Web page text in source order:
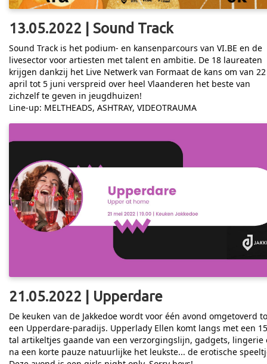
13.05.2022 | Sound Track
Sound Track is het podium- en kansenparcours van VI.BE en de
livesector voor artiesten met talent en ambitie. De 18 laureaten
krijgen dankzij het Live Netwerk van Formaat de kans om van 22
april tot 5 juni verspreid over heel Vlaanderen het beste van
zichzelf te geven in jeugdhuizen!
Line-up: MELTHEADS, ASHTRAY, VIDEOTRAUMA
21.05.2022 | Upperdare
De keuken van de Jakkedoe wordt voor één avond omgetoverd
een Upperdare-paradijs. Upperlady Ellen komt langs met een
tal artikeltjes gaande van een verzorgingslijn, gadgets, lingerie
na een korte pauze natuurlijke het leukste... de erotische